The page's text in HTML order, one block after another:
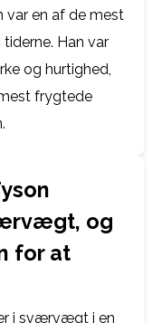
en af de mest
Han var
og hurtighed,
frygtede
og
for at
i sværvægt i en